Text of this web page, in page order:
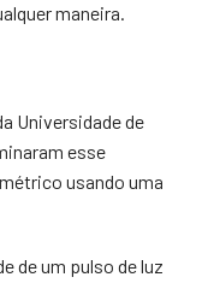
maneira.
Universidade de
esse
usando uma
de um pulso de luz